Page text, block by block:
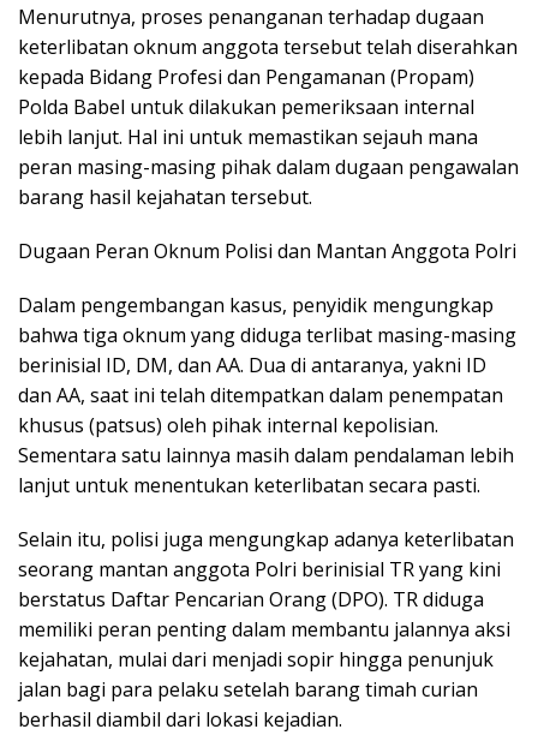
Menurutnya, proses penanganan terhadap dugaan
keterlibatan oknum anggota tersebut telah diserahkan
kepada Bidang Profesi dan Pengamanan (Propam)
Polda Babel untuk dilakukan pemeriksaan internal
lebih lanjut. Hal ini untuk memastikan sejauh mana
peran masing-masing pihak dalam dugaan pengawalan
barang hasil kejahatan tersebut.
Dugaan Peran Oknum Polisi dan Mantan Anggota Polri
Dalam pengembangan kasus, penyidik mengungkap
bahwa tiga oknum yang diduga terlibat masing-masing
berinisial ID, DM, dan AA. Dua di antaranya, yakni ID
dan AA, saat ini telah ditempatkan dalam penempatan
khusus (patsus) oleh pihak internal kepolisian.
Sementara satu lainnya masih dalam pendalaman lebih
lanjut untuk menentukan keterlibatan secara pasti.
Selain itu, polisi juga mengungkap adanya keterlibatan
seorang mantan anggota Polri berinisial TR yang kini
berstatus Daftar Pencarian Orang (DPO). TR diduga
memiliki peran penting dalam membantu jalannya aksi
kejahatan, mulai dari menjadi sopir hingga penunjuk
jalan bagi para pelaku setelah barang timah curian
berhasil diambil dari lokasi kejadian.